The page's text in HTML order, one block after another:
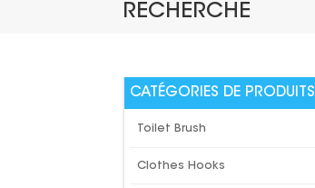
RECHERCHE
CATÉGORIES DE PRODUITS
Toilet Brush
Clothes Hooks